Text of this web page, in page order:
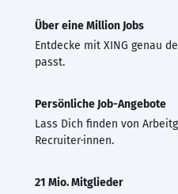
Über eine Million Jobs
Entdecke mit XING genau
passt.
Persönliche Job-Angebote
Lass Dich finden von
Recruiter·innen.
21 Mio. Mitglieder